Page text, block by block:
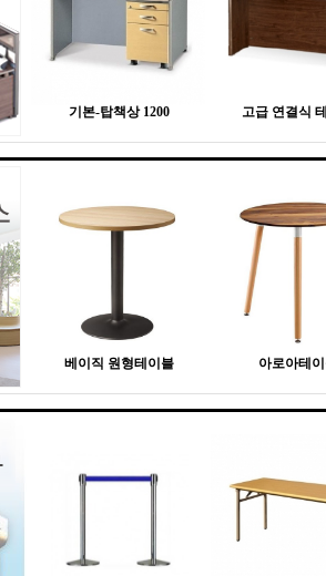
기본-탑책상 1200 고급 연결식
베이직 원형테이블 아로아테